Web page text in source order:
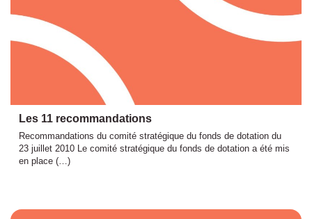
Les 11 recommandations
Recommandations du comité stratégique du fonds de dotation du
23 juillet 2010 Le comité stratégique du fonds de dotation a été mis
en place (…)